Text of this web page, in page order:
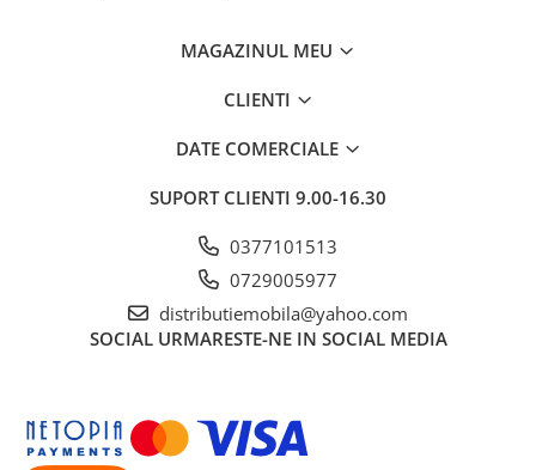
MAGAZINUL MEU
CLIENTI
DATE COMERCIALE
SUPORT CLIENTI 9.00-16.30
0377101513
0729005977
distributiemobila@yahoo.com
SOCIAL URMARESTE-NE IN SOCIAL MEDIA